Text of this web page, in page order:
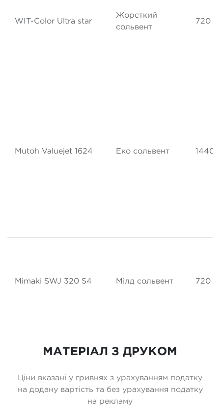
WIT-Color Ultra star
Жорсткий
сольвент
720
Mutoh Valuejet 1624 Еко сольвент 1440
Mimaki SWJ 320 S4 Мілд сольвент 720
МАТЕРІАЛ З ДРУКОМ
Ціни вказані у гривнях з урахуванням податку
на додану вартість та без урахування податку
на рекламу